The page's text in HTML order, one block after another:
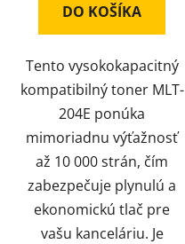
DO KOŠÍKA
Tento vysokokapacitný
kompatibilný toner MLT-
204E ponúka
mimoriadnu výťažnosť
až 10 000 strán, čím
zabezpečuje plynulú a
ekonomickú tlač pre
vašu kanceláriu. Je